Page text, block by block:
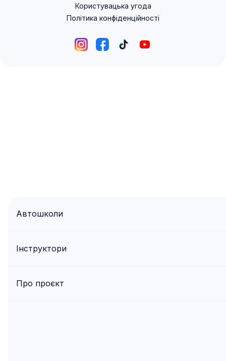
Автошколи
Інструктори
Про проєкт
Користувацька угода
Політика конфіденційності